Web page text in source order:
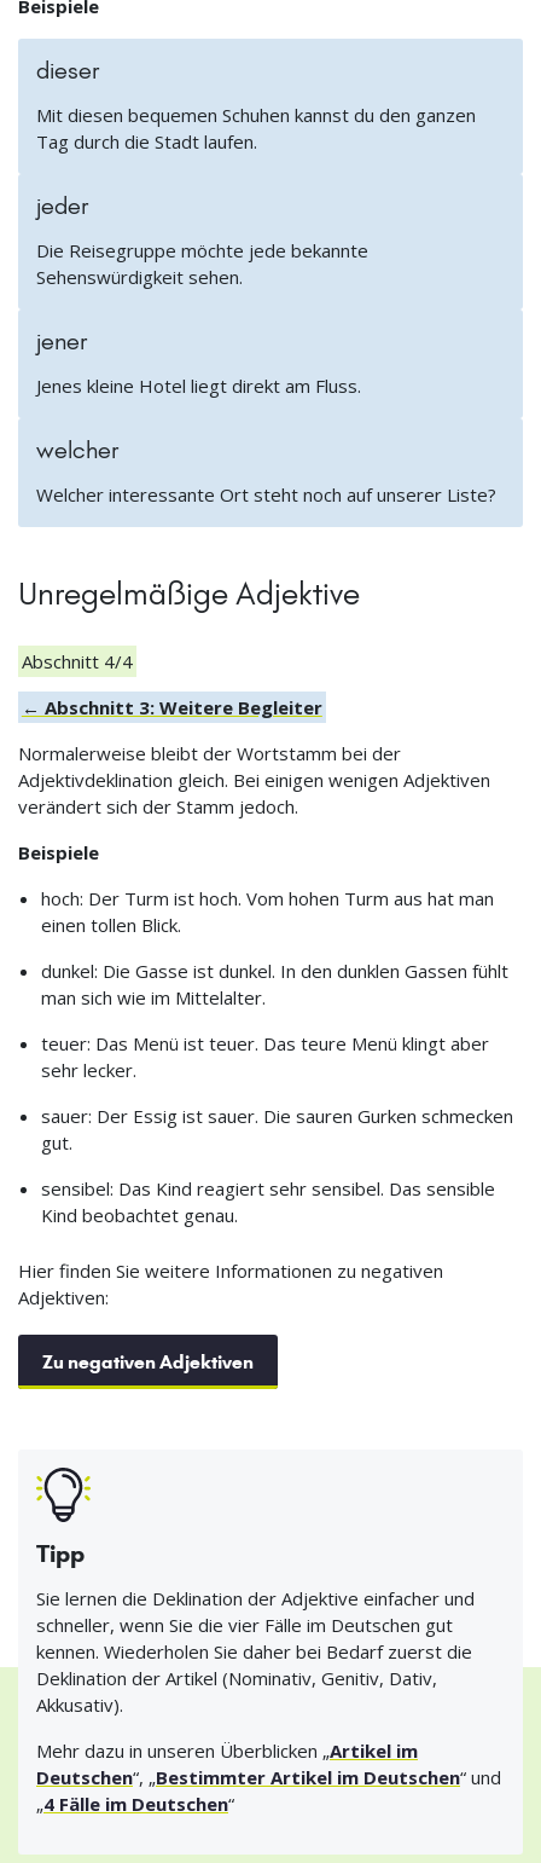
Beispiele
dieser
Mit diesen bequemen Schuhen kannst du den ganzen
Tag durch die Stadt laufen.
jeder
Die Reisegruppe möchte jede bekannte
Sehenswürdigkeit sehen.
jener
Jenes kleine Hotel liegt direkt am Fluss.
welcher
Welcher interessante Ort steht noch auf unserer Liste?
Unregelmäßige Adjektive
Abschnitt 4/4
← Abschnitt 3: Weitere Begleiter
Normalerweise bleibt der Wortstamm bei der
Adjektivdeklination gleich. Bei einigen wenigen Adjektiven
verändert sich der Stamm jedoch.
Beispiele
hoch: Der Turm ist hoch. Vom hohen Turm aus hat man
einen tollen Blick.
dunkel: Die Gasse ist dunkel. In den dunklen Gassen fühlt
man sich wie im Mittelalter.
teuer: Das Menü ist teuer. Das teure Menü klingt aber
sehr lecker.
sauer: Der Essig ist sauer. Die sauren Gurken schmecken
gut.
sensibel: Das Kind reagiert sehr sensibel. Das sensible
Kind beobachtet genau.
Hier finden Sie weitere Informationen zu negativen
Adjektiven:
Zu negativen Adjektiven
Tipp
Sie lernen die Deklination der Adjektive einfacher und
schneller, wenn Sie die vier Fälle im Deutschen gut
kennen. Wiederholen Sie daher bei Bedarf zuerst die
Deklination der Artikel (Nominativ, Genitiv, Dativ,
Akkusativ).
Mehr dazu in unseren Überblicken „Artikel im
Deutschen“, „Bestimmter Artikel im Deutschen“ und
„4 Fälle im Deutschen“